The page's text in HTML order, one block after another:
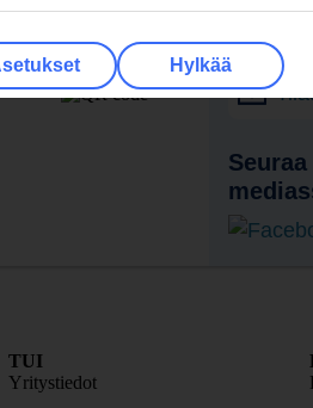
tietoja
TUI
Yritystiedot
Hylkää